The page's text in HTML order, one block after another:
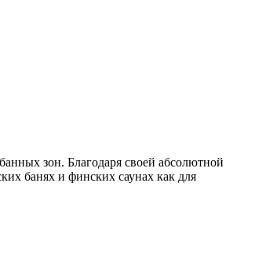
зон. Благодаря своей абсолютной
банях и финских саунах как для